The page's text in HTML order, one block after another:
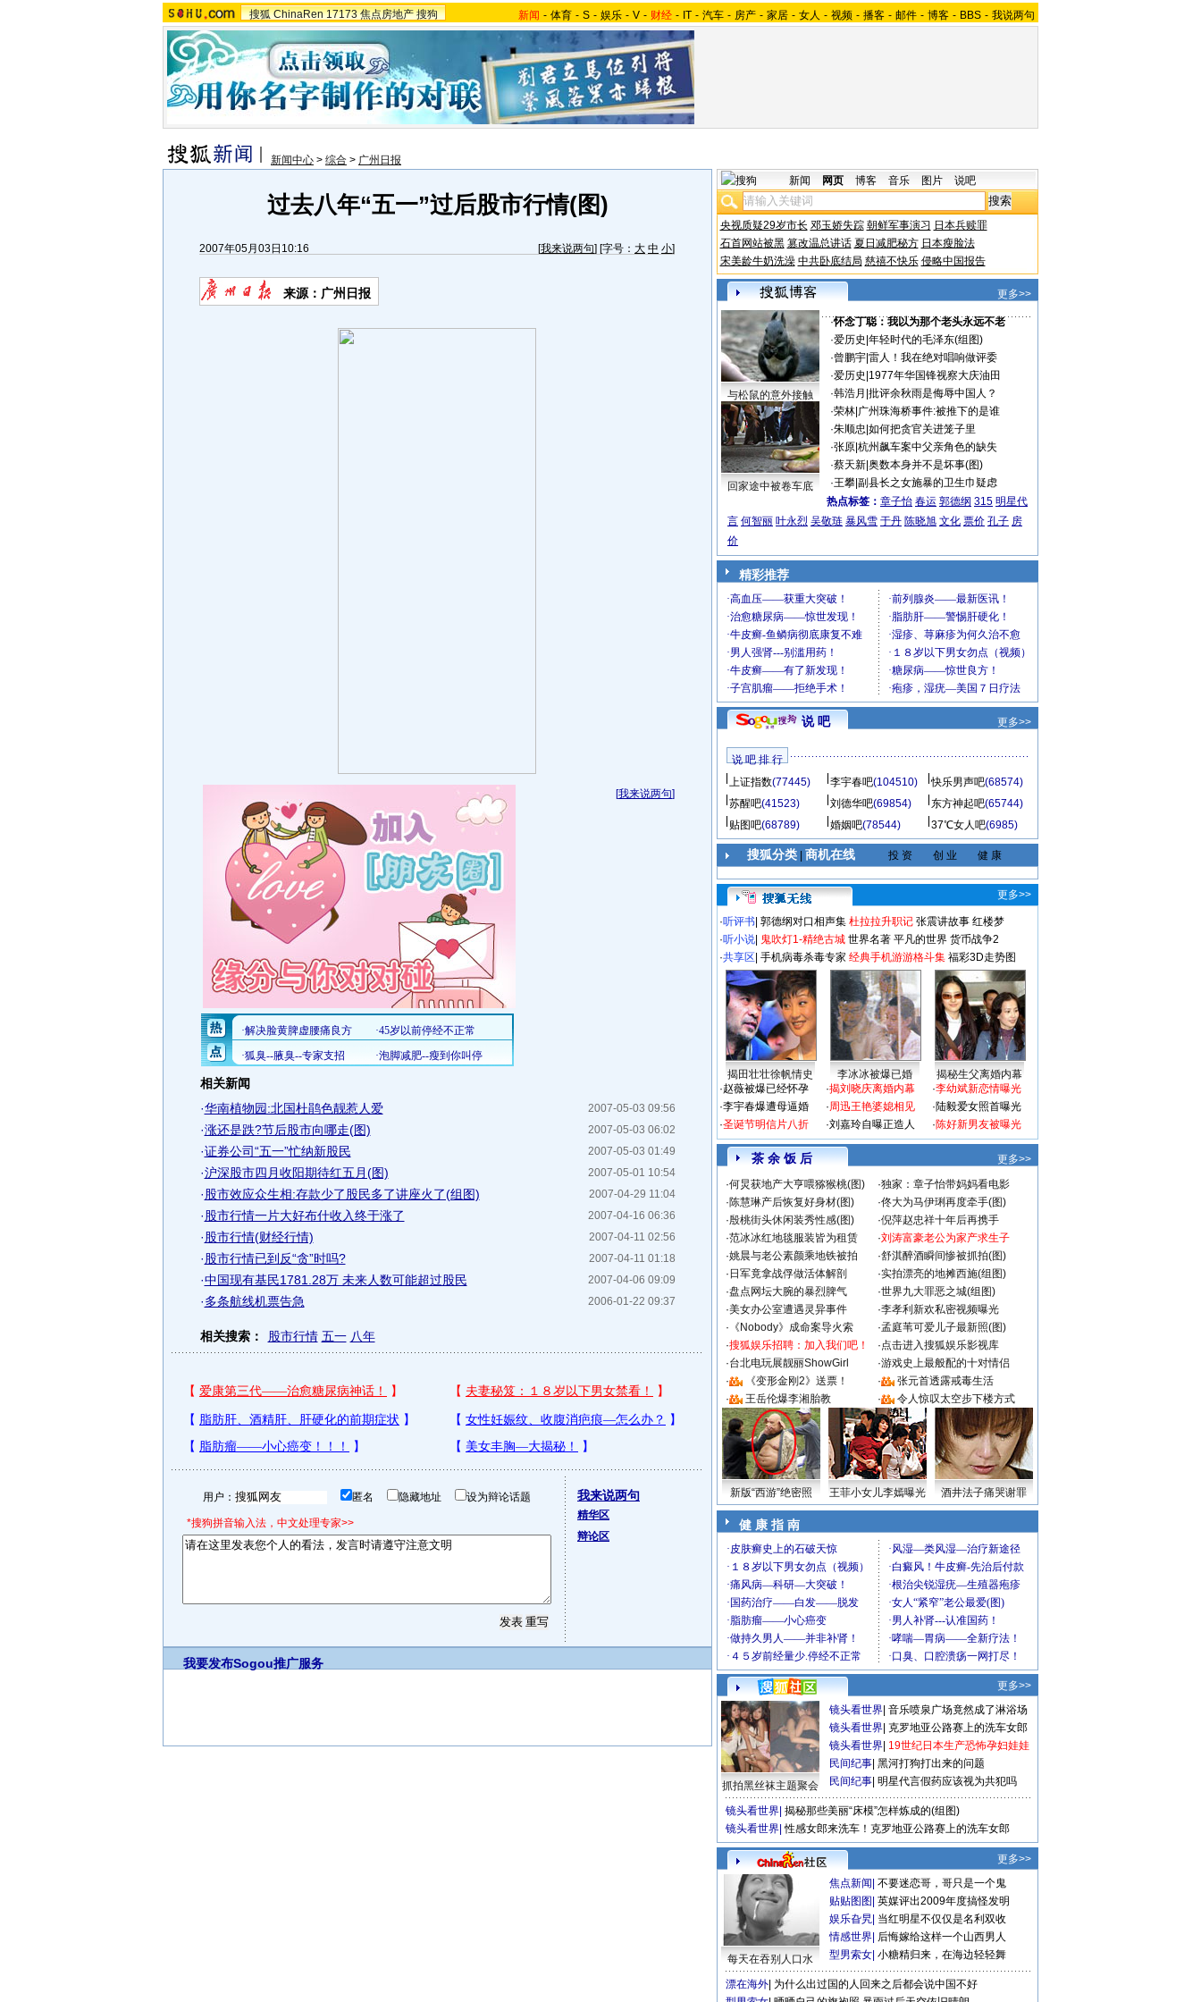
搜狐 ChinaRen 17173 焦点房地产 搜狗 新闻 - 体育 - S - 娱乐 - V - 财经 - IT - 汽车 - 房产 - 家居 - 女人 - 视频 - 播客 - 邮件 - 博客 - BBS - 我说两句
新闻中心 > 综合 > 广州日报
过去八年“五一”过后股市行情(图)
2007年05月03日10:16 [我来说两句] [字号： 大 中 小]
来源：广州日报
[我来说两句]
相关新闻
2007-05-03 09:56
·华南植物园:北国杜鹃色靓惹人爱
2007-05-03 06:02
·涨还是跌?节后股市向哪走(图)
2007-05-03 01:49
·证券公司“五一”忙纳新股民
2007-05-01 10:54
·沪深股市四月收阳期待红五月(图)
2007-04-29 11:04
· 股市效应众生相:存款少了股民多了讲座火了(组图)
2007-04-16 06:36
· 股市行情一片大好布什收入终于涨了
2007-04-11 02:56
· 股市行情(财经行情)
2007-04-11 01:18
· 股市行情已到反“贪”时吗?
2007-04-06 09:09
·中国现有基民1781.28万 未来人数可能超过股民
2006-01-22 09:37
·多条航线机票告急
相关搜索： 股市行情 五一 八年
用户： 匿名 隐藏地址 设为辩论话题
*搜狗拼音输入法，中文处理专家>>
我来说两句
精华区
辩论区
我要发布Sogou推广服务
新闻 网页 博客 音乐 图片 说吧
央视质疑29岁市长 邓玉娇失踪 朝鲜军事演习 日本兵赎罪
石首网站被黑 篡改温总讲话 夏日减肥秘方 日本瘦脸法
宋美龄牛奶洗澡 中共卧底结局 慈禧不快乐 侵略中国报告
更多>>
与松鼠的意外接触
回家途中被卷车底
·怀念丁聪：我以为那个老头永远不老
·爱历史 年轻时代的毛泽东(组图)
·曾鹏宇| 雷人！我在绝对唱响做评委
·爱历史 1977年华国锋视察大庆油田
·韩浩月 批评余秋雨是侮辱中国人？
·荣林| 广州珠海桥事件:被推下的是谁
·朱顺忠 如何把贪官关进笼子里
·张原| 杭州飙车案中父亲角色的缺失
·蔡天新| 奥数本身并不是坏事(图)
·王攀| 副县长之女施暴的卫生巾疑虑
热点标签： 章子怡 春运 郭德纲 315 明星代
言 何智丽 叶永烈 吴敬琏 暴风雪 于丹 陈晓旭 文化 票价 孔子 房
价
精彩推荐
说 吧 更多>>
说 吧 排 行
上证指数(77445) 李宇春吧(104510) 快乐男声吧(68574)
苏醒吧(41523) 刘德华吧(69854) 东方神起吧(65744)
贴图吧(68789) 婚姻吧(78544) 37℃女人吧(6985)
搜狐分类| 商机在线 投 资 创 业 健 康
更多>>
·听评书 郭德纲对口相声集 杜拉拉升职记 张震讲故事 红楼梦
·听小说 鬼吹灯1-精绝古城 世界名著 平凡的世界 货币战争2
·共享区 手机病毒杀毒专家 经典手机游游格斗集 福彩3D走势图
揭田壮壮徐帆情史 李冰冰被爆已婚
揭秘生父离婚内幕
·赵薇被爆已经怀孕
·李宇春爆遭母逼婚
·圣诞节明信片八折
·揭刘晓庆离婚内幕
·周迅王艳婆媳相见
·刘嘉玲自曝正造人
·李幼斌新恋情曝光
·陆毅爱女照首曝光
·陈好新男友被曝光
茶 余 饭 后
更多>>
·何炅获地产大亨喂猕猴桃(图) ·独家：章子怡带妈妈看电影
·陈慧琳产后恢复好身材(图) ·佟大为马伊琍再度牵手(图)
·殷桃街头休闲装秀性感(图) ·倪萍赵忠祥十年后再携手
·范冰冰红地毯服装皆为租赁 ·刘涛富豪老公为家产求生子
·姚晨与老公素颜乘地铁被拍 ·舒淇醉酒瞬间惨被抓拍(图)
· 日军竟拿战俘做活体解剖 ·实拍漂亮的地摊西施(组图)
·盘点网坛大腕的暴烈脾气 ·世界九大罪恶之城(组图)
·美女办公室遭遇灵异事件 ·李孝利新欢私密视频曝光
· 《Nobody》成命案导火索 ·孟庭苇可爱儿子最新照(图)
·搜狐娱乐招聘：加入我们吧！ ·点击进入搜狐娱乐影视库
·台北电玩展靓丽ShowGirl ·游戏史上最般配的十对情侣
·
《变形金刚2》送票！ ·
张元首透露戒毒生活
·
王岳伦爆李湘胎教 · 令人惊叹太空步下楼方式
新版“西游”绝密照 王菲小女儿李嫣曝光 酒井法子痛哭谢罪
健 康 指 南
更多>>
抓拍黑丝袜主题聚会
镜头看世界 音乐喷泉广场竟然成了淋浴场
镜头看世界 克罗地亚公路赛上的洗车女郎
镜头看世界 19世纪日本生产恐怖孕妇娃娃
民间纪事 黑河打狗打出来的问题
民间纪事 明星代言假药应该视为共犯吗
镜头看世界 揭秘那些美丽“床模”怎样炼成的(组图)
镜头看世界 性感女郎来洗车！克罗地亚公路赛上的洗车女郎
更多>>
每天在吞别人口水
焦点新闻 不要迷恋哥，哥只是一个鬼
贴贴图图 英媒评出2009年度搞怪发明
娱乐旮旯 当红明星不仅仅是名利双收
情感世界 后悔嫁给这样一个山西男人
型男索女 小糖精归来，在海边轻轻舞
漂在海外 为什么出过国的人回来之后都会说中国不好